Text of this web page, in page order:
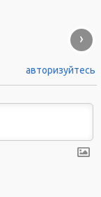
›
авторизуйтесь